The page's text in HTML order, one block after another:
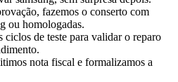
fazemos o conserto com
ou homologadas.
ciclos de teste para validar o reparo
nota fiscal e formalizamos a